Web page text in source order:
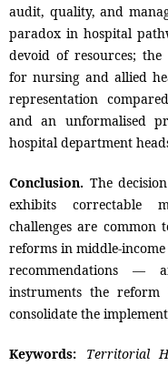
audit, quality, and
paradox in hospital
devoid of resources; the
for nursing and allied
representation
and an unformalised
hospital department
Conclusion. The
exhibits correctable
challenges are common
reforms in middle-
recommendations —
instruments the
consolidate the
Keywords: Territorial